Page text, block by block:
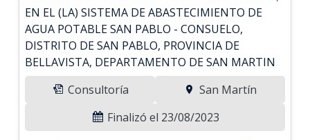
EN EL (LA) SISTEMA DE ABASTECIMIENTO DE
AGUA POTABLE SAN PABLO - CONSUELO,
DISTRITO DE SAN PABLO, PROVINCIA DE
BELLAVISTA, DEPARTAMENTO DE SAN MARTIN
Consultoría
San Martín
Finalizó el 23/08/2023